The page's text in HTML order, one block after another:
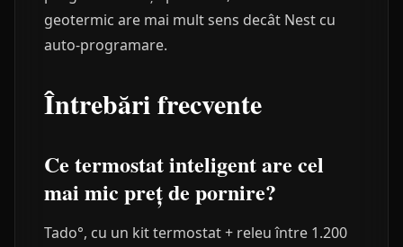
geotermic are mai mult sens decât Nest cu
auto-programare.
Întrebări frecvente
Ce termostat inteligent are cel
mai mic preț de pornire?
Tado°, cu un kit termostat + releu între 1.200